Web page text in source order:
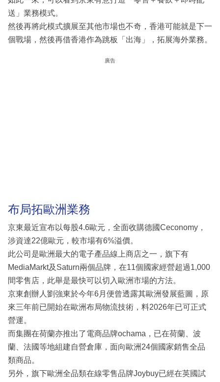
送」業務模式。
然後再將此模式擴展至其他市場也不奇，香港可能就是下一
個戰場，然後再借香港作為跳板「出海」，拓展海外業務。
廣告
布局拓歐洲業務
京東最近宣布以每股4.6歐元，全面收購德國Ceconomy，
涉資達22億歐元，較市場有6%溢價。
此公司是歐洲最大的電子產品線上商店之一，旗下有
MediaMarkt及Saturn兩個品牌，在11個國家經營超過1,000
間零售店，此舉是最快可以切入歐洲市場的方法。
京東創辦人劉強東於今年6月便曾透露其歐洲發展藍圖，原
來三年前已開始在歐洲布局物流技術，料2026年已可正式
營運。
而集團在荷蘭亦推出了電商品牌ochama，已在荷蘭、波
蘭、法國等地組建自營倉庫，面向歐洲24個國家銷售全品
類商品。
另外，旗下歐洲全品類在線零售品牌Joybuy已經在英國試